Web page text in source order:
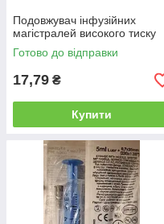
Подовжувач інфузійних
магістралей високого тиску
Готово до відправки
17,79 ₴
Купити